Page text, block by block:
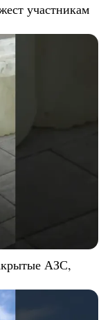
участникам
АЗС,